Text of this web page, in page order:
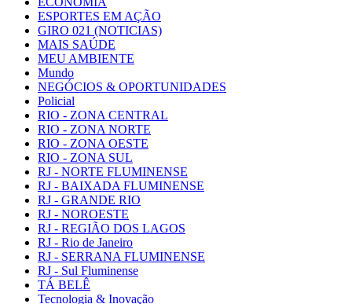
ESPORTES EM AÇÃO
GIRO 021 (NOTICIAS)
MAIS SAÚDE
MEU AMBIENTE
Mundo
NEGÓCIOS & OPORTUNIDADES
Policial
RIO - ZONA CENTRAL
RIO - ZONA NORTE
RIO - ZONA OESTE
RIO - ZONA SUL
RJ - NORTE FLUMINENSE
RJ - BAIXADA FLUMINENSE
RJ - GRANDE RIO
RJ - NOROESTE
RJ - REGIÃO DOS LAGOS
RJ - Rio de Janeiro
RJ - SERRANA FLUMINENSE
RJ - Sul Fluminense
TÁ BELÊ
Tecnologia & Inovação